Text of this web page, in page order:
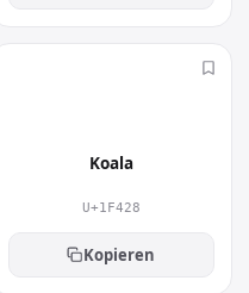
Koala
U+1F428
Kopieren